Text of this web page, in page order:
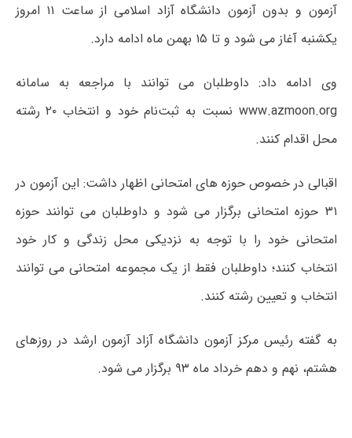
آزمون و بدون آزمون دانشگاه آزاد اسلامی از ساعت ۱۱ امروز
یکشنبه آغاز می شود و تا ۱۵ بهمن ماه ادامه دارد.
وی ادامه داد: داوطلبان می توانند با مراجعه به سامانه
www.azmoon.org نسبت به ثبت‌نام خود و انتخاب ۲۰ رشته
محل اقدام کنند.
اقبالی در خصوص حوزه های امتحانی اظهار داشت: این آزمون در
۳۱ حوزه امتحانی برگزار می شود و داوطلبان می توانند حوزه
امتحانی خود را با توجه به نزدیکی محل زندگی و کار خود
انتخاب کنند؛ داوطلبان فقط از یک مجموعه امتحانی می توانند
انتخاب و تعیین رشته کنند.
به گفته رئیس مرکز آزمون دانشگاه آزاد آزمون ارشد در روزهای
هشتم، نهم و دهم خرداد ماه ۹۳ برگزار می شود.